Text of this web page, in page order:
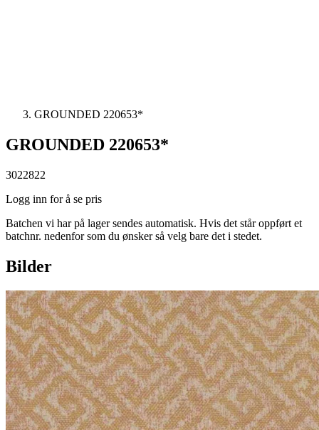
GROUNDED 220653*
GROUNDED 220653*
3022822
Logg inn for å se pris
Batchen vi har på lager sendes automatisk. Hvis det står oppført et
batchnr. nedenfor som du ønsker så velg bare det i stedet.
Bilder